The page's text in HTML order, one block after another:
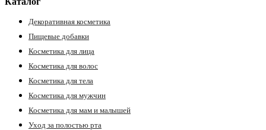
Декоративная косметика
Пищевые добавки
Косметика для лица
Косметика для волос
Косметика для тела
Косметика для мужчин
Косметика для мам и малышей
Уход за полостью рта